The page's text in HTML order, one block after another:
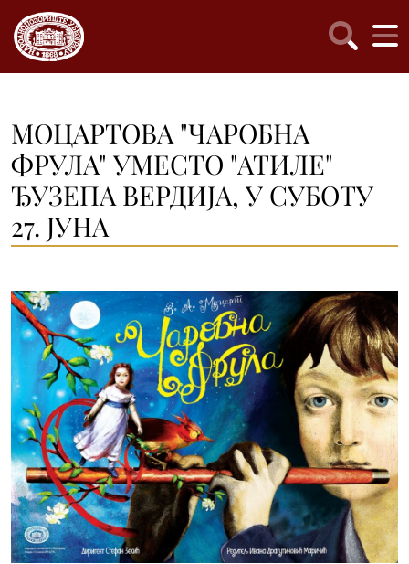
МОЦАРТОВА "ЧАРОБНА
ФРУЛА" УМЕСТО "АТИЛЕ"
ЂУЗЕПА ВЕРДИЈА, У СУБОТУ
27. ЈУНА